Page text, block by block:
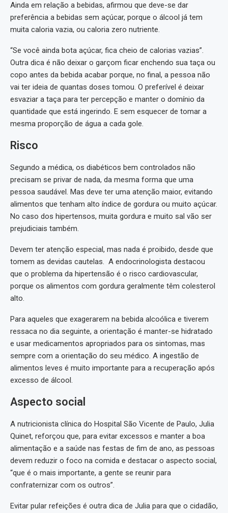
Ainda em relação a bebidas, afirmou que deve-se dar
preferência a bebidas sem açúcar, porque o álcool já tem
muita caloria vazia, ou caloria zero nutriente.
“Se você ainda bota açúcar, fica cheio de calorias vazias”.
Outra dica é não deixar o garçom ficar enchendo sua taça ou
copo antes da bebida acabar porque, no final, a pessoa não
vai ter ideia de quantas doses tomou. O preferível é deixar
esvaziar a taça para ter percepção e manter o domínio da
quantidade que está ingerindo. E sem esquecer de tomar a
mesma proporção de água a cada gole.
Risco
Segundo a médica, os diabéticos bem controlados não
precisam se privar de nada, da mesma forma que uma
pessoa saudável. Mas deve ter uma atenção maior, evitando
alimentos que tenham alto índice de gordura ou muito açúcar.
No caso dos hipertensos, muita gordura e muito sal vão ser
prejudiciais também.
Devem ter atenção especial, mas nada é proibido, desde que
tomem as devidas cautelas. A endocrinologista destacou
que o problema da hipertensão é o risco cardiovascular,
porque os alimentos com gordura geralmente têm colesterol
alto.
Para aqueles que exagerarem na bebida alcoólica e tiverem
ressaca no dia seguinte, a orientação é manter-se hidratado
e usar medicamentos apropriados para os sintomas, mas
sempre com a orientação do seu médico. A ingestão de
alimentos leves é muito importante para a recuperação após
excesso de álcool.
Aspecto social
A nutricionista clínica do Hospital São Vicente de Paulo, Julia
Quinet, reforçou que, para evitar excessos e manter a boa
alimentação e a saúde nas festas de fim de ano, as pessoas
devem reduzir o foco na comida e destacar o aspecto social,
“que é o mais importante, a gente se reunir para
confraternizar com os outros”.
Evitar pular refeições é outra dica de Julia para que o cidadão,